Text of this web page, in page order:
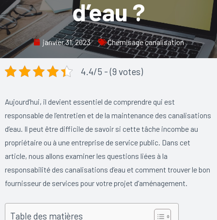
d’eau ?
janvier 31, 2023 Chemisage canalisation
4.4/5 - (9 votes)
Aujourd’hui, il devient essentiel de comprendre qui est
responsable de l’entretien et de la maintenance des canalisations
d’eau. Il peut être difficile de savoir si cette tâche incombe au
propriétaire ou à une entreprise de service public. Dans cet
article, nous allons examiner les questions liées à la
responsabilité des canalisations d’eau et comment trouver le bon
fournisseur de services pour votre projet d’aménagement.
Table des matières